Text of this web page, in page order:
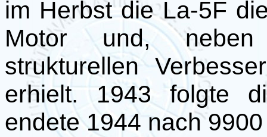
im Herbst die La-5F
Motor und, neben
strukturellen
erhielt. 1943 folgte
endete 1944 nach